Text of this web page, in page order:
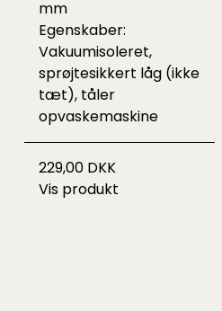
mm
Egenskaber:
Vakuumisoleret,
sprøjtesikkert låg (ikke
tæt), tåler
opvaskemaskine
229,00 DKK
Vis produkt